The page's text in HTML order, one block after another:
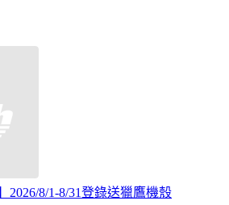
2026/8/1-8/31登錄送獵鷹機殼